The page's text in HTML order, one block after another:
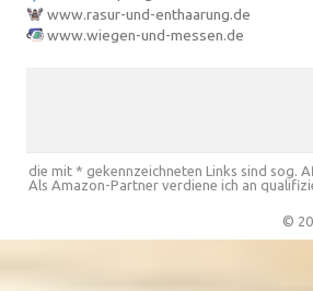
www.rasur-und-enthaarung.de
www.wiegen-und-messen.de
die mit * gekennzeichneten Links sind sog.
Als Amazon-Partner verdiene ich an
©